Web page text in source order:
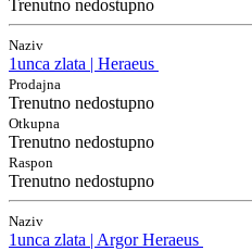
Trenutno nedostupno
Naziv
1unca zlata | Heraeus
Prodajna
Trenutno nedostupno
Otkupna
Trenutno nedostupno
Raspon
Trenutno nedostupno
Naziv
1unca zlata | Argor Heraeus